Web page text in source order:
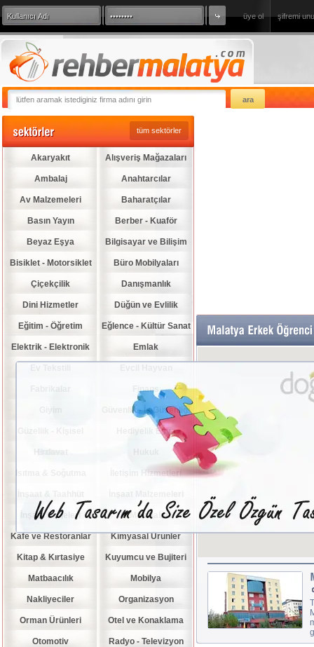
üye ol şifremi
360 Derece Sanal Tur
tüm sektörler
Akaryakıt Alışveriş Mağazaları
Ambalaj Anahtarcılar
Av Malzemeleri Baharatçılar
Basın Yayın Berber - Kuaför
Beyaz Eşya Bilgisayar ve Bilişim
Bisiklet - Motorsiklet Büro Mobilyaları
Çiçekçilik Danışmanlık
Dini Hizmetler Düğün ve Evlilik
Eğitim - Öğretim Eğlence - Kültür Sanat
Elektrik - Elektronik Emlak
Ev Tekstili
Fabrikalar Finans
Giyim Güvenlik - İş Güvenliği
Bakım
Hediyelik Eşya
Hırdavat
İletişim Hizmetleri
İnşaat Projeleri İş Makinaları
Kafe ve Restoranlar Kimyasal Ürünler
Kitap & Kırtasiye Kuyumcu ve Bujiteri
Matbaacılık Mobilya
Nakliyeciler Organizasyon
Orman Ürünleri Otel ve Konaklama
Otomotiv Radyo - Televizyon